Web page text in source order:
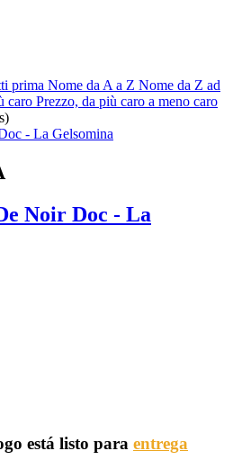
prima Nome da A a Z Nome da Z ad
caro Prezzo, da più caro a meno caro
Noir Doc - La
está listo para entrega